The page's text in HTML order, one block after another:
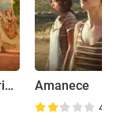
The Girls Are Alright Amanece
4.4